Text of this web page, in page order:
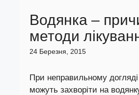
Водянка –
методи
24 Березня, 2015
При неправильному догляді
можуть захворіти на